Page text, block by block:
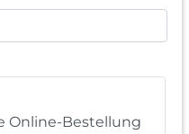
Online-Bestellung